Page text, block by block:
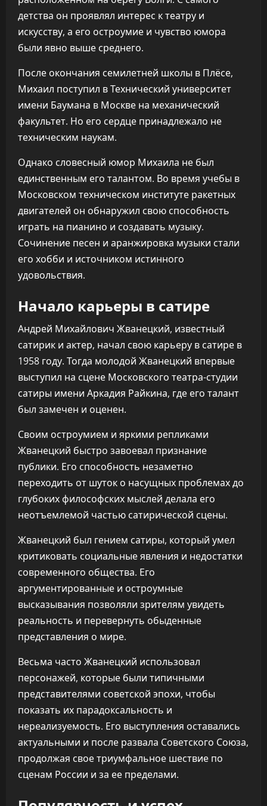
детства он проявлял интерес к театру и
искусству, а его остроумие и чувство юмора
были явно выше среднего.
После окончания семилетней школы в Плёсе,
Михаил поступил в Технический университет
имени Баумана в Москве на механический
факультет. Но его сердце принадлежало не
техническим наукам.
Однако словесный юмор Михаила не был
единственным его талантом. Во время учебы в
Московском техническом институте ракетных
двигателей он обнаружил свою способность
играть на пианино и создавать музыку.
Сочинение песен и аранжировка музыки стали
его хобби и источником истинного
удовольствия.
Начало карьеры в сатире
Андрей Михайлович Жванецкий, известный
сатирик и актер, начал свою карьеру в сатире в
1958 году. Тогда молодой Жванецкий впервые
выступил на сцене Московского театра-студии
сатиры имени Аркадия Райкина, где его талант
был замечен и оценен.
Своим остроумием и яркими репликами
Жванецкий быстро завоевал признание
публики. Его способность незаметно
переходить от шуток о насущных проблемах до
глубоких философских мыслей делала его
неотъемлемой частью сатирической сцены.
Жванецкий был гением сатиры, который умел
критиковать социальные явления и недостатки
современного общества. Его
аргументированные и остроумные
высказывания позволяли зрителям увидеть
реальность и перевернуть обыденные
представления о мире.
Весьма часто Жванецкий использовал
персонажей, которые были типичными
представителями советской эпохи, чтобы
показать их парадоксальность и
нереализуемость. Его выступления оставались
актуальными и после развала Советского Союза,
продолжая свое триумфальное шествие по
сценам России и за ее пределами.